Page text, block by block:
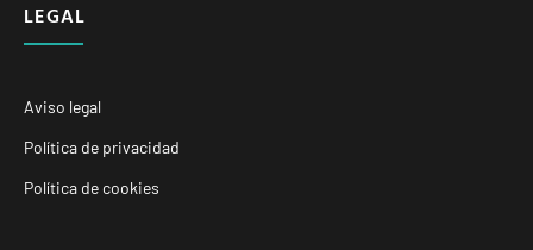
LEGAL
Aviso legal
Política de privacidad
Política de cookies